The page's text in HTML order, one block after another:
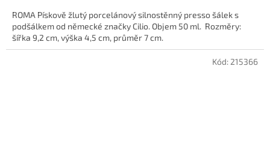
ROMA Pískově žlutý porcelánový silnostěnný presso šálek s
podšálkem od německé značky Cilio. Objem 50 ml. Rozměry:
šířka 9,2 cm, výška 4,5 cm, průměr 7 cm.
Kód: 215366